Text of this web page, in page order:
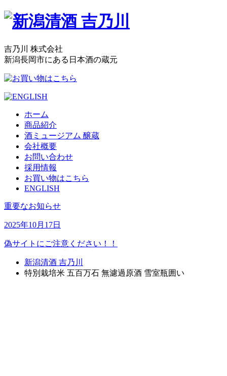
吉乃川 株式会社
新潟長岡市にある日本酒の蔵元
ホーム
商品紹介
酒ミュージアム 醸蔵
会社概要
お問い合わせ
採用情報
お買い物はこちら
ENGLISH
重要なお知らせ
2025年10月17日
偽サイトにご注意ください！！
新潟清酒 吉乃川
特別栽培米 五百万石 無濾過原酒 雪室瓶囲い